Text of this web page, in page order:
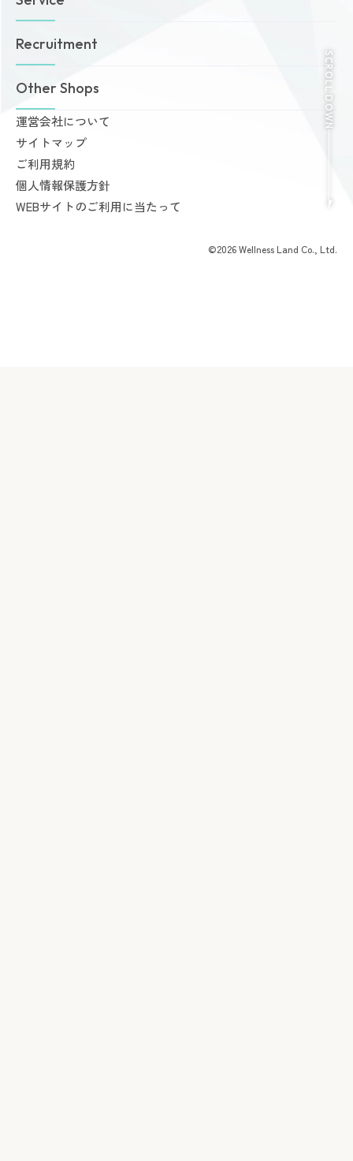
お知らせ
店舗一覧
ご予約から無料体験・見学までの流れ
料金案内
入会手続きのご案内
お支払いについて
よくあるご質問
会員様からいただいた声
Amazonesのパーソナルトレーニング
AI姿勢診断・改善
Recruitment
Other Shops
完全個室PRIVATE GYM Highness
24時間ジム Amazones & Hercules
AMAZONES ONLINE SHOP
運営会社について
サイトマップ
ご利用規約
個人情報保護方針
WEBサイトのご利用に当たって
©2026 Wellness Land Co., Ltd.
SCROLL DOWN